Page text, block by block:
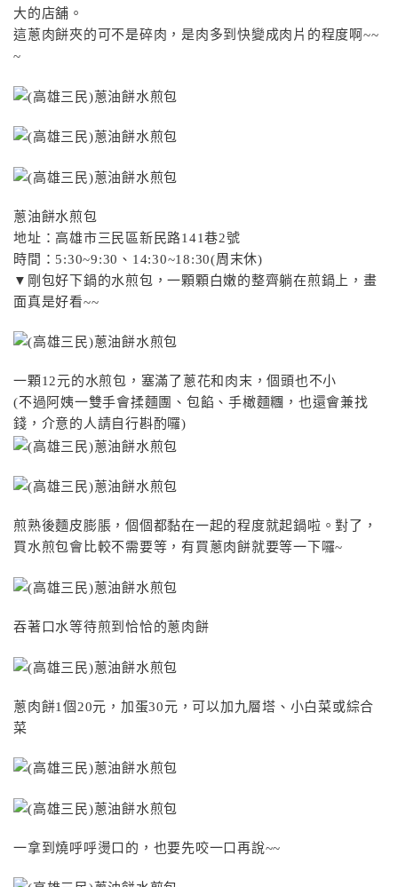
大的店舖。
這蔥肉餅夾的可不是碎肉，是肉多到快變成肉片的程度啊~~
~
蔥油餅水煎包
地址：高雄市三民區新民路141巷2號
時間：5:30~9:30、14:30~18:30(周末休)
▼剛包好下鍋的水煎包，一顆顆白嫩的整齊躺在煎鍋上，畫
面真是好看~~
一顆12元的水煎包，塞滿了蔥花和肉末，個頭也不小
(不過阿姨一雙手會揉麵團、包餡、手橄麵糰，也還會兼找
錢，介意的人請自行斟酌囉)
煎熟後麵皮膨脹，個個都黏在一起的程度就起鍋啦。對了，
買水煎包會比較不需要等，有買蔥肉餅就要等一下囉~
吞著口水等待煎到恰恰的蔥肉餅
蔥肉餅1個20元，加蛋30元，可以加九層塔、小白菜或綜合
菜
一拿到燒呼呼燙口的，也要先咬一口再說~~